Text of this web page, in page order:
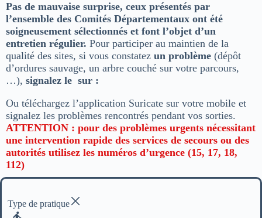
Pas de mauvaise surprise, ceux présentés par
l’ensemble des Comités Départementaux ont été
soigneusement sélectionnés et font l’objet d’un
entretien régulier. Pour participer au maintien de la
qualité des sites, si vous constatez un problème (dépôt
d’ordures sauvage, un arbre couché sur votre parcours,
…), signalez le sur :
Ou téléchargez l’application Suricate sur votre mobile et
signalez les problèmes rencontrés pendant vos sorties.
ATTENTION : pour des problèmes urgents nécessitant
une intervention rapide des services de secours ou des
autorités utilisez les numéros d’urgence (15, 17, 18,
112)
Type de pratique